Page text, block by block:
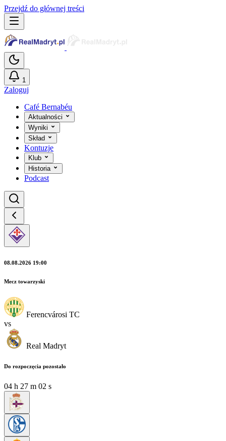
Przejdź do głównej treści
1
Zaloguj
Café Bernabéu
Aktualności
Wyniki
Skład
Kontuzje
Klub
Historia
Podcast
08.08.2026 19:00
Mecz towarzyski
Ferencvárosi TC
vs
Real Madryt
Do rozpoczęcia pozostało
04 h 26 m 59 s